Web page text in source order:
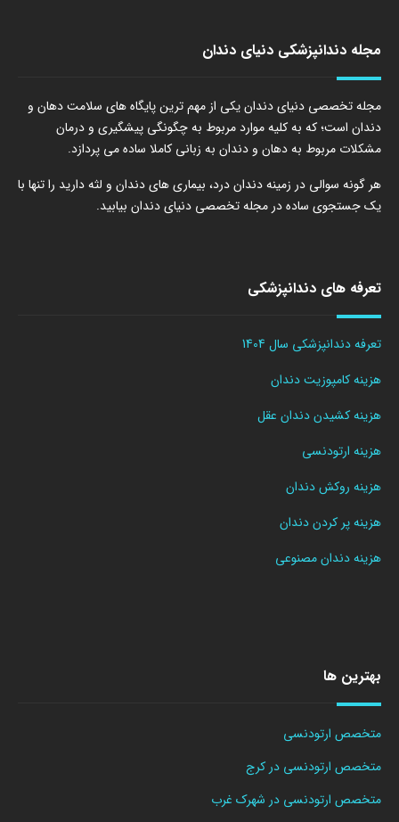
مجله دندانپزشکی دنیای دندان
مجله تخصصی دنیای دندان یکی از مهم ترین پایگاه های سلامت دهان و
دندان است؛ که به کلیه موارد مربوط به چگونگی پیشگیری و درمان
مشکلات مربوط به دهان و دندان به زبانی کاملا ساده می پردازد.
هر گونه سوالی در زمینه دندان درد، بیماری های دندان و لثه دارید را تنها با
یک جستجوی ساده در مجله تخصصی دنیای دندان بیابید.
تعرفه های دندانپزشکی
تعرفه دندانپزشکی سال 1404
هزینه کامپوزیت دندان
هزینه کشیدن دندان عقل
هزینه ارتودنسی
هزینه روکش دندان
هزینه پر کردن دندان
هزینه دندان مصنوعی
بهترین ها
متخصص ارتودنسی
متخصص ارتودنسی در کرج
متخصص ارتودنسی در شهرک غرب